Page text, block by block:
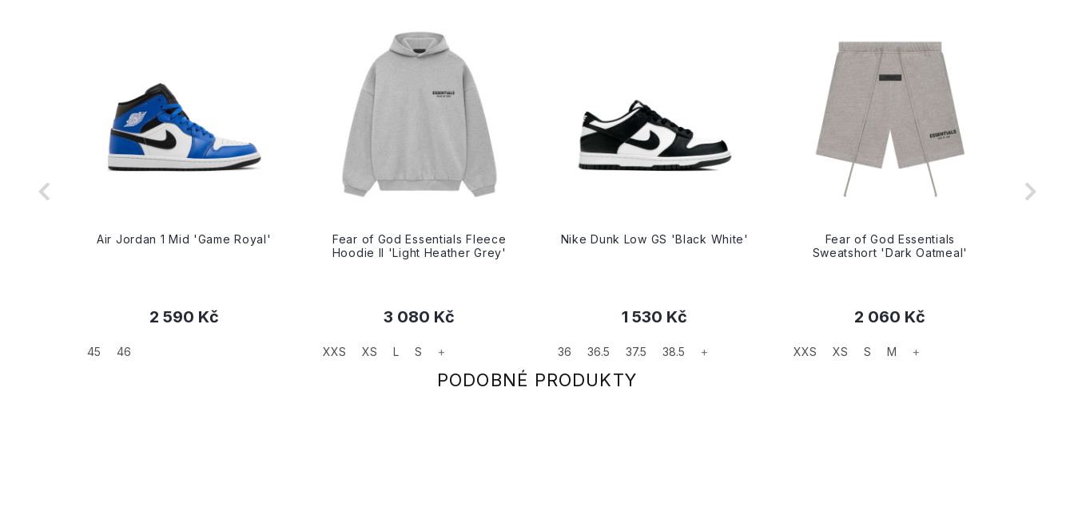
Air Jordan 1 Mid 'Game Royal'
2 590 Kč
45 46
Fear of God Essentials Fleece
Hoodie II 'Light Heather Grey'
3 080 Kč
XXS XS L S +
Nike Dunk Low GS 'Black White'
1 530 Kč
36 36.5 37.5 38.5 +
Fear of God Essentials
Sweatshort 'Dark Oatmeal'
2 060 Kč
XXS XS S M +